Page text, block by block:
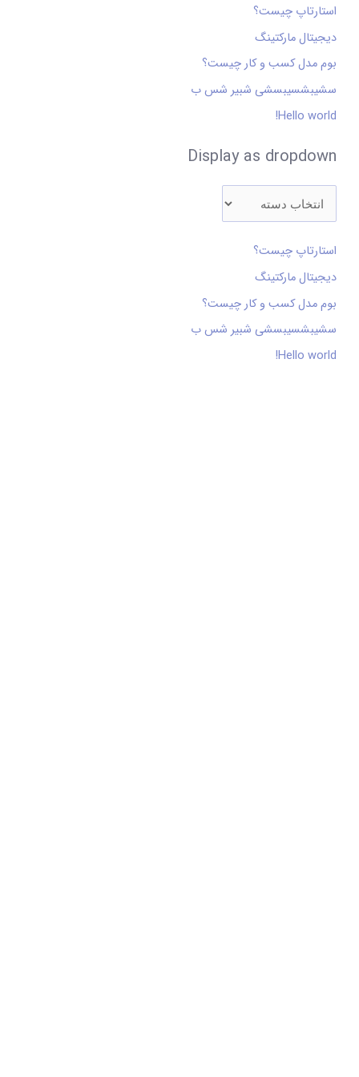
و
ب
ر
ا
ی
استارتاپ چیست؟
دیجیتال مارکتینگ
بوم مدل کسب و کار چیست؟
سشیبشسیبسشی شبیر شس ب
Hello world!
Display as dropdown
استارتاپ چیست؟
دیجیتال مارکتینگ
بوم مدل کسب و کار چیست؟
سشیبشسیبسشی شبیر شس ب
Hello world!